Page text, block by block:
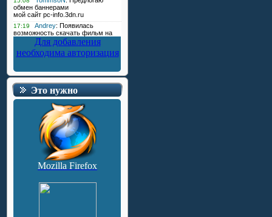
Для добавления
необходима авторизация
Это нужно
Mozilla Firefox